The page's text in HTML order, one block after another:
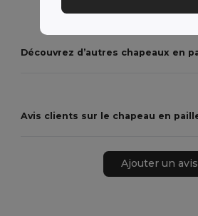
Découvrez d’autres chapeaux en
Avis clients sur le chapeau en
Ajouter un avis